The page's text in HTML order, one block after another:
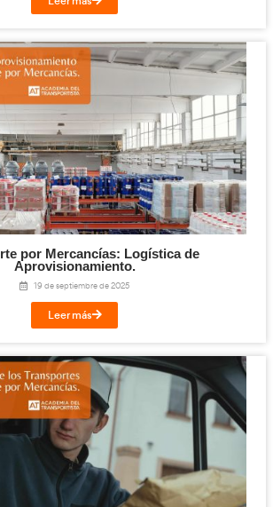
asociaciones de transporte y
de las graves consecuencias
el CAP online
11 de diciembre de 2025
Leer más